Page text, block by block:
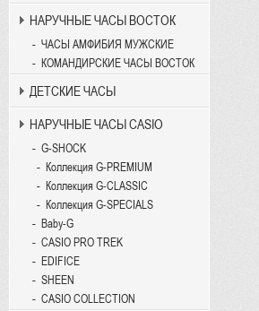
НАРУЧНЫЕ ЧАСЫ ВОСТОК
ЧАСЫ АМФИБИЯ МУЖСКИЕ
КОМАНДИРСКИЕ ЧАСЫ ВОСТОК
ДЕТСКИЕ ЧАСЫ
НАРУЧНЫЕ ЧАСЫ CASIO
G-SHOCK
Коллекция G-PREMIUM
Коллекция G-CLASSIC
Коллекция G-SPECIALS
Baby-G
CASIO PRO TREK
EDIFICE
SHEEN
CASIO COLLECTION